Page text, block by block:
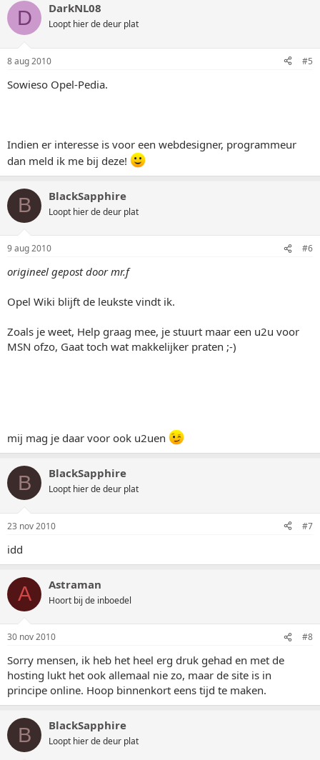
D DarkNL08
Loopt hier de deur plat
8 aug 2010 #5
Sowieso Opel-Pedia.
Indien er interesse is voor een webdesigner, programmeur
dan meld ik me bij deze!
B BlackSapphire
Loopt hier de deur plat
9 aug 2010 #6
origineel gepost door mr.f
Opel Wiki blijft de leukste vindt ik.
Zoals je weet, Help graag mee, je stuurt maar een u2u voor
MSN ofzo, Gaat toch wat makkelijker praten ;-)
mij mag je daar voor ook u2uen
B BlackSapphire
Loopt hier de deur plat
23 nov 2010 #7
idd
A Astraman
Hoort bij de inboedel
30 nov 2010 #8
Sorry mensen, ik heb het heel erg druk gehad en met de
hosting lukt het ook allemaal nie zo, maar de site is in
principe online. Hoop binnenkort eens tijd te maken.
B BlackSapphire
Loopt hier de deur plat